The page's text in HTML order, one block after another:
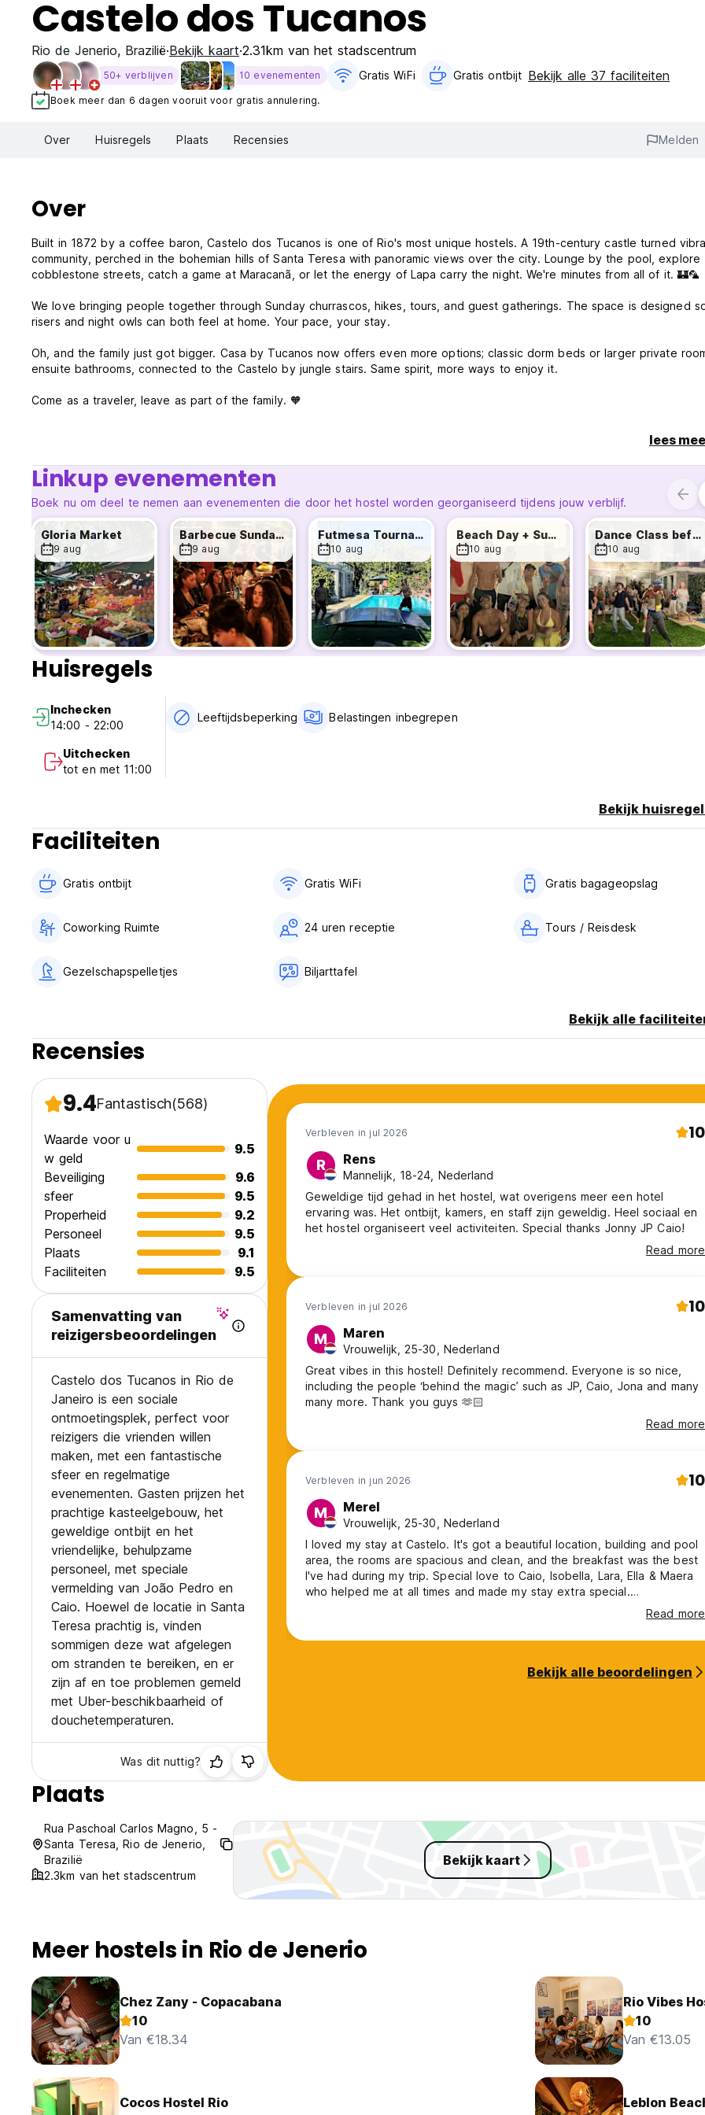
Castelo dos Tucanos
Rio de Jenerio, Brazilië Bekijk kaart 2.31km van het stadscentrum
50+ verblijven 10 evenementen Gratis WiFi Gratis ontbijt‎ Bekijk alle 37 faciliteiten
Boek meer dan 6 dagen vooruit voor gratis annulering.
Over Huisregels Plaats Recensies Melden
Over
Built in 1872 by a coffee baron, Castelo dos Tucanos is one of Rio's most unique hostels. A 19th-century castle turned
community, perched in the bohemian hills of Santa Teresa with panoramic views over the city. Lounge by the pool, explore
cobblestone streets, catch a game at Maracanã, or let the energy of Lapa carry the night. We're minutes from all of it. 🏰🦜
We love bringing people together through Sunday churrascos, hikes, tours, and guest gatherings. The space is designed
risers and night owls can both feel at home. Your pace, your stay.
Oh, and the family just got bigger. Casa by Tucanos now offers even more options; classic dorm beds or larger private
ensuite bathrooms, connected to the Castelo by jungle stairs. Same spirit, more ways to enjoy it.
Come as a traveler, leave as part of the family. 🧡
lees
Linkup evenementen
Boek nu om deel te nemen aan evenementen die door het hostel worden georganiseerd tijdens jouw verblijf.
Gloria Market
9 aug
Barbecue Sunday Night
9 aug
Futmesa Tournament
10 aug
Beach Day + Sunset Ipanema
10 aug
Dance Class before Pedra Do Sal
10 aug
Huisregels
Inchecken
14:00 - 22:00
Uitchecken
tot en met 11:00
Leeftijdsbeperking Belastingen inbegrepen
Bekijk
Faciliteiten
Gratis ontbijt‎ Gratis WiFi Gratis bagageopslag
Coworking Ruimte 24 uren receptie Tours / Reisdesk
Gezelschapspelletjes Biljarttafel
Bekijk alle
Recensies
9.4Fantastisch(568)
Waarde voor u
w geld
9.5
Beveiliging
9.6
sfeer
9.5
Properheid
9.2
Personeel
9.5
Plaats
9.1
Faciliteiten
9.5
Samenvatting van
reizigersbeoordelingen
Castelo dos Tucanos in Rio de
Janeiro is een sociale
ontmoetingsplek, perfect voor
reizigers die vrienden willen
maken, met een fantastische
sfeer en regelmatige
evenementen. Gasten prijzen het
prachtige kasteelgebouw, het
geweldige ontbijt en het
vriendelijke, behulpzame
personeel, met speciale
vermelding van João Pedro en
Caio. Hoewel de locatie in Santa
Teresa prachtig is, vinden
sommigen deze wat afgelegen
om stranden te bereiken, en er
zijn af en toe problemen gemeld
met Uber-beschikbaarheid of
douchetemperaturen.
Was dit nuttig?
Verbleven in jul 2026 10
R Rens
Mannelijk, 18-24, Nederland
Geweldige tijd gehad in het hostel, wat overigens meer een hotel
ervaring was. Het ontbijt, kamers, en staff zijn geweldig. Heel sociaal en
het hostel organiseert veel activiteiten. Special thanks Jonny JP Caio!
Read more
Verbleven in jul 2026 10
M Maren
Vrouwelijk, 25-30, Nederland
Great vibes in this hostel! Definitely recommend. Everyone is so nice,
including the people ‘behind the magic’ such as JP, Caio, Jona and many
many more. Thank you guys 🫶🏻
Read more
Verbleven in jun 2026 10
M Merel
Vrouwelijk, 25-30, Nederland
I loved my stay at Castelo. It's got a beautiful location, building and pool
area, the rooms are spacious and clean, and the breakfast was the best
I've had during my trip. Special love to Caio, Isobella, Lara, Ella & Maera
who helped me at all times and made my stay extra special.
Unforgettable place, 10/10 recommend. Will be back, love Merel.Read more
Bekijk alle beoordelingen
Plaats
Rua Paschoal Carlos Magno, 5 -
Santa Teresa, Rio de Jenerio,
Brazilië
2.3km van het stadscentrum
Bekijk kaart
Meer hostels in Rio de Jenerio
Chez Zany - Copacabana
10
Van €18.34
Rio Vibes
10
Van €13.05
Cocos Hostel Rio
Leblon